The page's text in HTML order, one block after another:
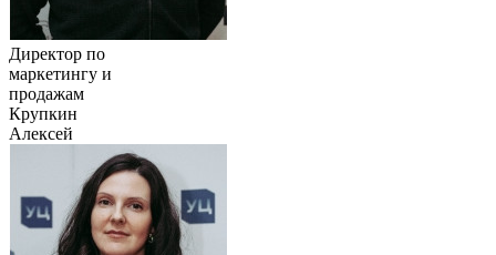
Директор по
маркетингу и
продажам
Крупкин
Алексей